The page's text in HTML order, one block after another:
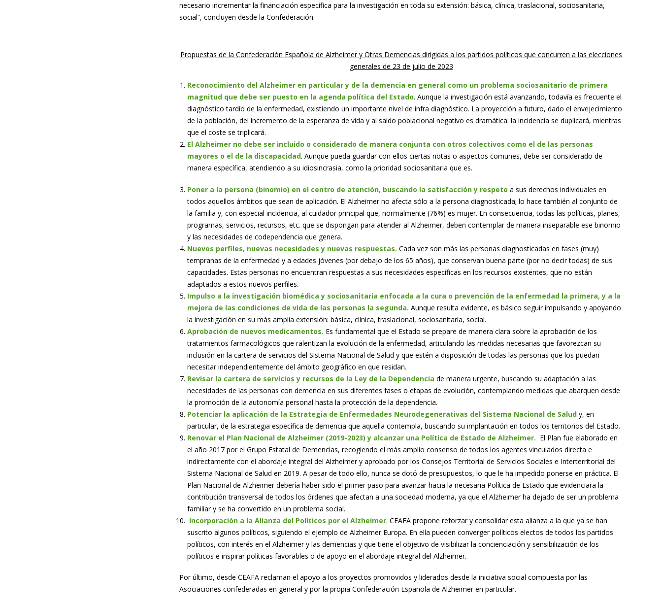
necesario incrementar la financiación específica para la investigación en toda su extensión: básica, clínica, traslacional, sociosanitaria,
social”, concluyen desde la Confederación.
Propuestas de la Confederación Española de Alzheimer y Otras Demencias dirigidas a los partidos políticos que concurren a las elecciones
generales de 23 de julio de 2023
Reconocimiento del Alzheimer en particular y de la demencia en general como un problema sociosanitario de primera
magnitud que debe ser puesto en la agenda política del Estado. Aunque la investigación está avanzando, todavía es frecuente el
diagnóstico tardío de la enfermedad, existiendo un importante nivel de infra diagnóstico. La proyección a futuro, dado el envejecimiento
de la población, del incremento de la esperanza de vida y al saldo poblacional negativo es dramática: la incidencia se duplicará, mientras
que el coste se triplicará.
El Alzheimer no debe ser incluido o considerado de manera conjunta con otros colectivos como el de las personas
mayores o el de la discapacidad. Aunque pueda guardar con ellos ciertas notas o aspectos comunes, debe ser considerado de
manera específica, atendiendo a su idiosincrasia, como la prioridad sociosanitaria que es.
Poner a la persona (binomio) en el centro de atención, buscando la satisfacción y respeto a sus derechos individuales en
todos aquellos ámbitos que sean de aplicación. El Alzheimer no afecta sólo a la persona diagnosticada; lo hace también al conjunto de
la familia y, con especial incidencia, al cuidador principal que, normalmente (76%) es mujer. En consecuencia, todas las políticas, planes,
programas, servicios, recursos, etc. que se dispongan para atender al Alzheimer, deben contemplar de manera inseparable ese binomio
y las necesidades de codependencia que genera.
Nuevos perfiles, nuevas necesidades y nuevas respuestas. Cada vez son más las personas diagnosticadas en fases (muy)
tempranas de la enfermedad y a edades jóvenes (por debajo de los 65 años), que conservan buena parte (por no decir todas) de sus
capacidades. Estas personas no encuentran respuestas a sus necesidades específicas en los recursos existentes, que no están
adaptados a estos nuevos perfiles.
Impulso a la investigación biomédica y sociosanitaria enfocada a la cura o prevención de la enfermedad la primera, y a la
mejora de las condiciones de vida de las personas la segunda. Aunque resulta evidente, es básico seguir impulsando y apoyando
la investigación en su más amplia extensión: básica, clínica, traslacional, sociosanitaria, social.
Aprobación de nuevos medicamentos. Es fundamental que el Estado se prepare de manera clara sobre la aprobación de los
tratamientos farmacológicos que ralentizan la evolución de la enfermedad, articulando las medidas necesarias que favorezcan su
inclusión en la cartera de servicios del Sistema Nacional de Salud y que estén a disposición de todas las personas que los puedan
necesitar independientemente del ámbito geográfico en que residan.
Revisar la cartera de servicios y recursos de la Ley de la Dependencia de manera urgente, buscando su adaptación a las
necesidades de las personas con demencia en sus diferentes fases o etapas de evolución, contemplando medidas que abarquen desde
la promoción de la autonomía personal hasta la protección de la dependencia.
Potenciar la aplicación de la Estrategia de Enfermedades Neurodegenerativas del Sistema Nacional de Salud y, en
particular, de la estrategia específica de demencia que aquella contempla, buscando su implantación en todos los territorios del Estado.
Renovar el Plan Nacional de Alzheimer (2019-2023) y alcanzar una Política de Estado de Alzheimer. El Plan fue elaborado en
el año 2017 por el Grupo Estatal de Demencias, recogiendo el más amplio consenso de todos los agentes vinculados directa e
indirectamente con el abordaje integral del Alzheimer y aprobado por los Consejos Territorial de Servicios Sociales e Interterritorial del
Sistema Nacional de Salud en 2019. A pesar de todo ello, nunca se dotó de presupuestos, lo que le ha impedido ponerse en práctica. El
Plan Nacional de Alzheimer debería haber sido el primer paso para avanzar hacia la necesaria Política de Estado que evidenciara la
contribución transversal de todos los órdenes que afectan a una sociedad moderna, ya que el Alzheimer ha dejado de ser un problema
familiar y se ha convertido en un problema social.
Incorporación a la Alianza del Políticos por el Alzheimer. CEAFA propone reforzar y consolidar esta alianza a la que ya se han
suscrito algunos políticos, siguiendo el ejemplo de Alzheimer Europa. En ella pueden converger políticos electos de todos los partidos
políticos, con interés en el Alzheimer y las demencias y que tiene el objetivo de visibilizar la concienciación y sensibilización de los
políticos e inspirar políticas favorables o de apoyo en el abordaje integral del Alzheimer.
Por último, desde CEAFA reclaman el apoyo a los proyectos promovidos y liderados desde la iniciativa social compuesta por las
Asociaciones confederadas en general y por la propia Confederación Española de Alzheimer en particular.